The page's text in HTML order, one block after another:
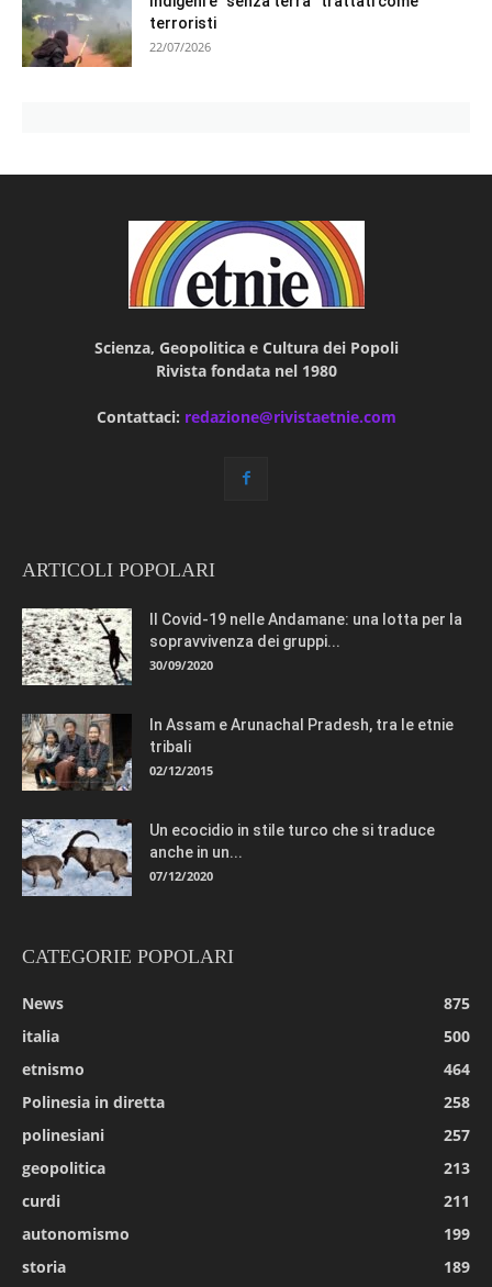
terroristi
22/07/2026
Scienza, Geopolitica e Cultura dei Popoli
Rivista fondata nel 1980
Contattaci: redazione@rivistaetnie.com
ARTICOLI POPOLARI
Il Covid-19 nelle Andamane: una lotta per la
sopravvivenza dei gruppi...
30/09/2020
In Assam e Arunachal Pradesh, tra le etnie
tribali
02/12/2015
Un ecocidio in stile turco che si traduce
anche in un...
07/12/2020
CATEGORIE POPOLARI
News
875
italia
500
etnismo
464
Polinesia in diretta
258
polinesiani
257
geopolitica
213
curdi
211
autonomismo
199
storia
189